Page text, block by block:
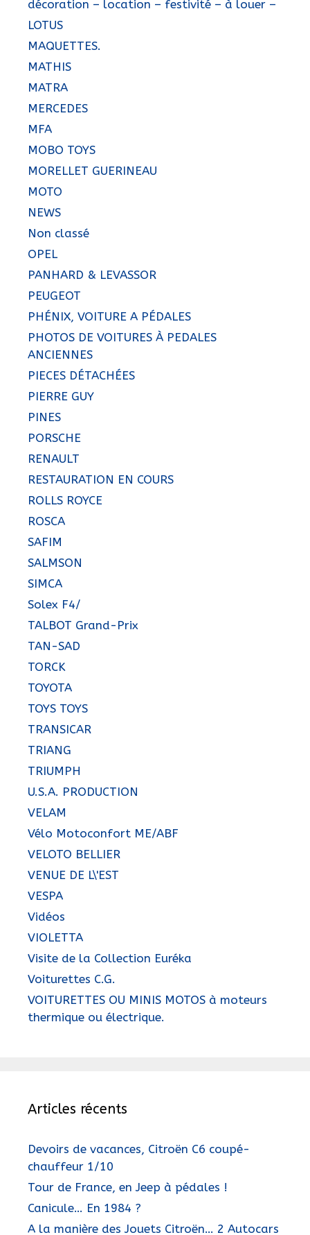
décoration – location – festivité – à louer –
LOTUS
MAQUETTES.
MATHIS
MATRA
MERCEDES
MFA
MOBO TOYS
MORELLET GUERINEAU
MOTO
NEWS
Non classé
OPEL
PANHARD & LEVASSOR
PEUGEOT
PHÉNIX, VOITURE A PÉDALES
PHOTOS DE VOITURES À PEDALES
ANCIENNES
PIECES DÉTACHÉES
PIERRE GUY
PINES
PORSCHE
RENAULT
RESTAURATION EN COURS
ROLLS ROYCE
ROSCA
SAFIM
SALMSON
SIMCA
Solex F4/
TALBOT Grand-Prix
TAN-SAD
TORCK
TOYOTA
TOYS TOYS
TRANSICAR
TRIANG
TRIUMPH
U.S.A. PRODUCTION
VELAM
Vélo Motoconfort ME/ABF
VELOTO BELLIER
VENUE DE L\'EST
VESPA
Vidéos
VIOLETTA
Visite de la Collection Euréka
Voiturettes C.G.
VOITURETTES OU MINIS MOTOS à moteurs
thermique ou électrique.
Articles récents
Devoirs de vacances, Citroën C6 coupé-
chauffeur 1/10
Tour de France, en Jeep à pédales !
Canicule… En 1984 ?
A la manière des Jouets Citroën… 2 Autocars